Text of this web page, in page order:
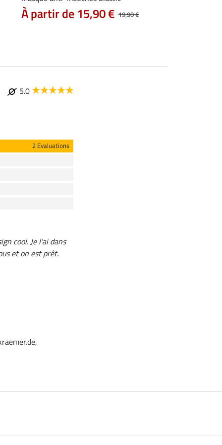
19,90 €
À partir de 15,90 €
5.0
2 Evaluations
cool. Je l'ai dans
et on est prêt.